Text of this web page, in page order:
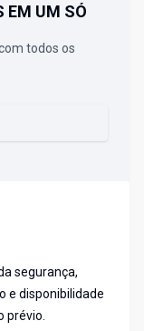
EM UM SÓ
todos os
segurança,
e disponibilidade
prévio.